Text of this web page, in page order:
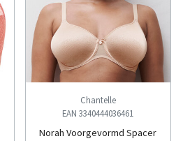
Chantelle
EAN 3340444036461
Norah Voorgevormd Spacer